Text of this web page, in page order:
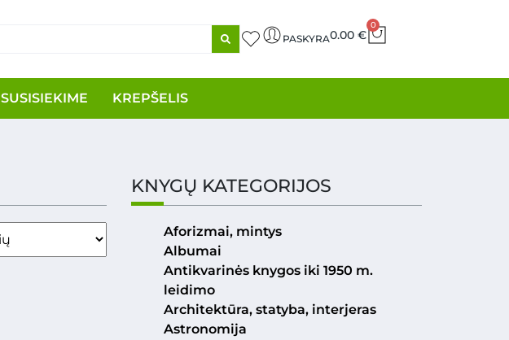
PASKYRA0.00 €
0
SUSISIEKIME KREPŠELIS
KNYGŲ KATEGORIJOS
Aforizmai, mintys
Albumai
Antikvarinės knygos iki 1950 m.
leidimo
Architektūra, statyba, interjeras
Astronomija